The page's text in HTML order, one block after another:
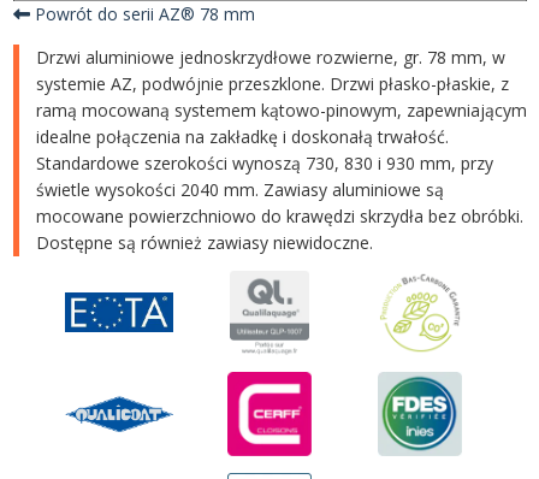
Powrót do serii AZ® 78 mm
Drzwi aluminiowe jednoskrzydłowe rozwierne, gr. 78 mm, w
systemie AZ, podwójnie przeszklone. Drzwi płasko-płaskie, z
ramą mocowaną systemem kątowo-pinowym, zapewniającym
idealne połączenia na zakładkę i doskonałą trwałość.
Standardowe szerokości wynoszą 730, 830 i 930 mm, przy
świetle wysokości 2040 mm. Zawiasy aluminiowe są
mocowane powierzchniowo do krawędzi skrzydła bez obróbki.
Dostępne są również zawiasy niewidoczne.